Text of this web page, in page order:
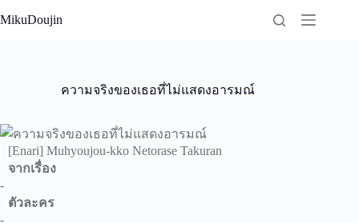
to
MikuDoujin
ความจริงของเธอที่ไม่แสดงอารมณ์
[Enari] Muhyoujou-kko Netorase Takuran
จากเรื่อง
-
ตัวละคร
-